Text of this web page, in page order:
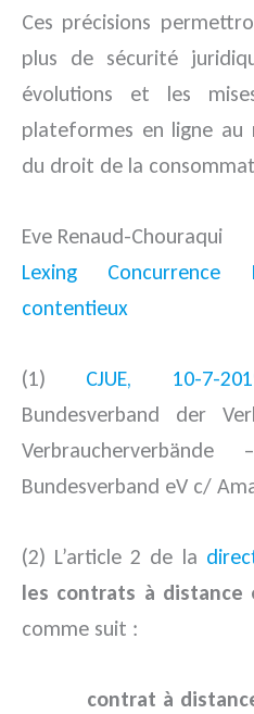
Ces précisions
plus de sécurité
évolutions et les
plateformes en ligne au
du droit de la
Eve Renaud-Chouraqui
Lexing Concurrence
contentieux
(1) CJUE, 10-7-
Bundesverband der
Verbraucherverbände
Bundesverband eV c/
(2) L’article 2 de la
les contrats à
comme suit :
contrat à